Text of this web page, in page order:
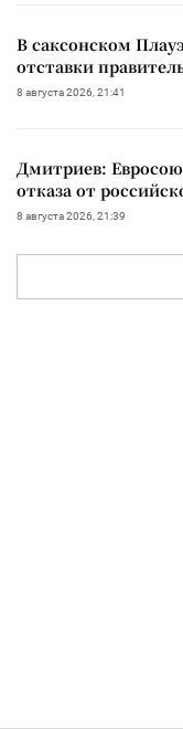
В саксонском
отставки
8 августа 2026, 21:41
Дмитриев:
отказа от
8 августа 2026, 21:39